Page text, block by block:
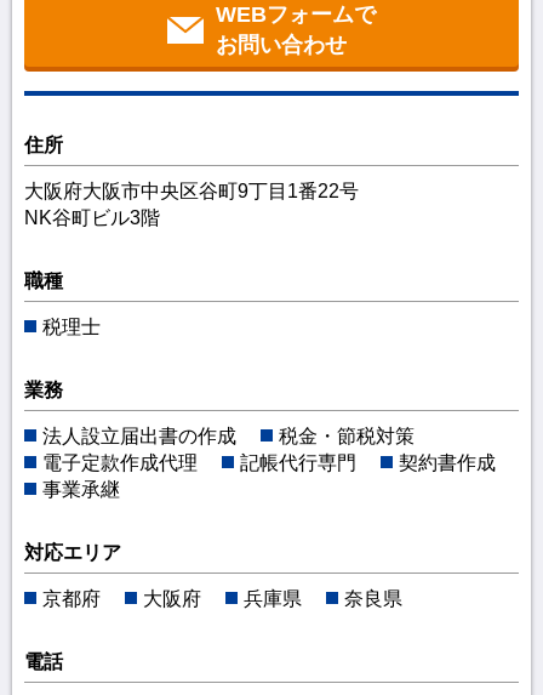
WEBフォームで
お問い合わせ
住所
大阪府大阪市中央区谷町9丁目1番22号
NK谷町ビル3階
職種
税理士
業務
法人設立届出書の作成
税金・節税対策
電子定款作成代理
記帳代行専門
契約書作成
事業承継
対応エリア
京都府 大阪府 兵庫県 奈良県
電話